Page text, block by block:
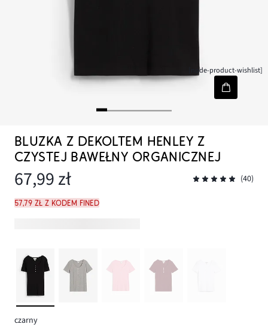
[node-product-wishlist]
BLUZKA Z DEKOLTEM HENLEY Z
CZYSTEJ BAWEŁNY ORGANICZNEJ
67,99 zł (40)
57,79 zł z kodem FINED
czarny